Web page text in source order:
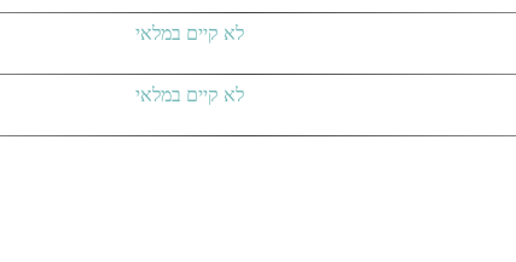
לא קיים במלאי
לא קיים במלאי